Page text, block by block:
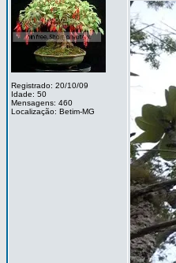
Registrado: 20/10/09
Idade: 50
Mensagens: 460
Localização: Betim-MG